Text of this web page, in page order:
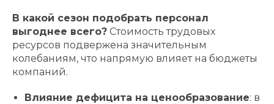
В какой сезон подобрать персонал
выгоднее всего? Стоимость трудовых
ресурсов подвержена значительным
колебаниям, что напрямую влияет на бюджеты
компаний.
Влияние дефицита на ценообразование: в